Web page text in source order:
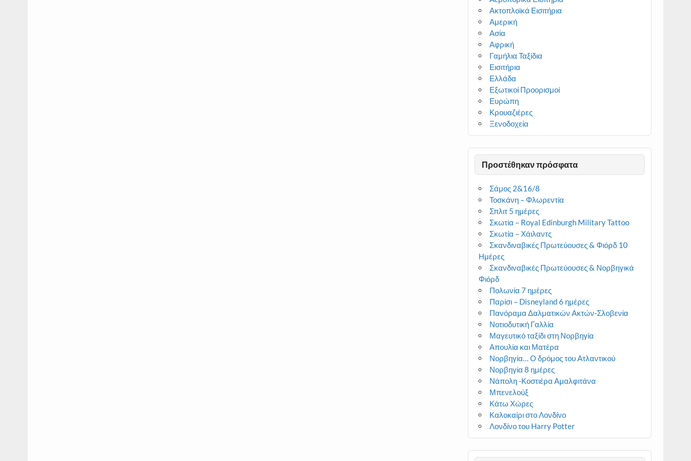
Ακτοπλοϊκά Εισιτήρια
Αμερική
Ασία
Αφρική
Γαμήλια Ταξίδια
Εισιτήρια
Ελλάδα
Εξωτικοί Προορισμοί
Ευρώπη
Κρουαζιέρες
Ξενοδοχεία
Προστέθηκαν πρόσφατα
Σάμος 2&16/8
Τοσκάνη – Φλωρεντία
Σπλιτ 5 ημέρες
Σκωτία – Royal Edinburgh Military Tattoo
Σκωτία – Χάιλαντς
Σκανδιναβικές Πρωτεύουσες & Φιόρδ 10
Ημέρες
Σκανδιναβικές Πρωτεύουσες & Νορβηγικά
Φιόρδ
Πολωνία 7 ημέρες
Παρίσι – Disneyland 6 ημέρες
Πανόραμα Δαλματικών Ακτών-Σλοβενία
Νοτιοδυτική Γαλλία
Μαγευτικό ταξίδι στη Νορβηγία
Απουλία και Ματέρα
Νορβηγία… Ο δρόμος του Ατλαντικού
Νορβηγία 8 ημέρες
Νάπολη -Κοστιέρα Αμαλφιτάνα
Μπενελούξ
Κάτω Χώρες
Καλοκαίρι στο Λονδίνο
Λονδίνο του Harry Potter